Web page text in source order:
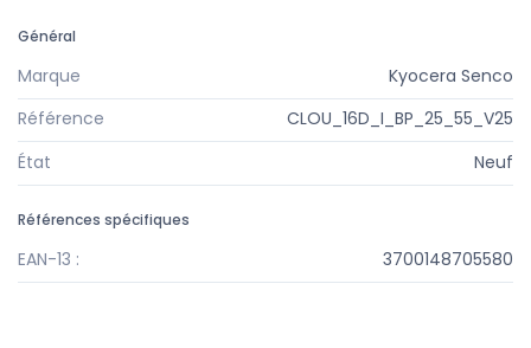
Général
Marque
Kyocera Senco
Référence
CLOU_16D_I_BP_25_55_V25
État
Neuf
Références spécifiques
EAN-13 : 3700148705580